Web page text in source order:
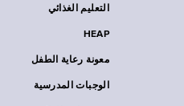
التعليم الغذائي
HEAP
معونة رعاية الطفل
الوجبات المدرسية